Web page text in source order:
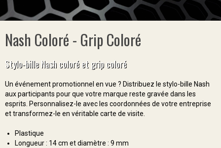
Nash Coloré - Grip Coloré
Stylo-bille Nash coloré et grip coloré
Un événement promotionnel en vue ? Distribuez le stylo-bille Nash
aux participants pour que votre marque reste gravée dans les
esprits. Personnalisez-le avec les coordonnées de votre entreprise
et transformez-le en véritable carte de visite.
Plastique
Longueur : 14 cm et diamètre : 9 mm